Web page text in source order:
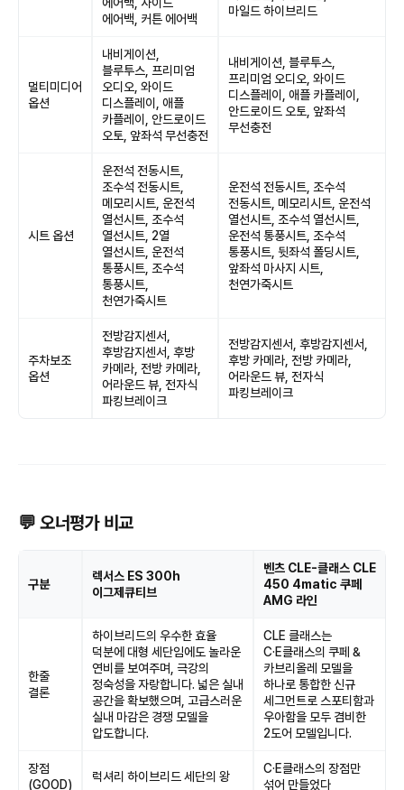
에어백, 커튼 에어백
마일드 하이브리드
멀티미디어
옵션
내비게이션,
블루투스, 프리미엄
오디오, 와이드
디스플레이, 애플
카플레이, 안드로이드
오토, 앞좌석 무선충전
내비게이션, 블루투스,
프리미엄 오디오, 와이드
디스플레이, 애플 카플레이,
안드로이드 오토, 앞좌석
무선충전
시트 옵션
운전석 전동시트,
조수석 전동시트,
메모리시트, 운전석
열선시트, 조수석
열선시트, 2열
열선시트, 운전석
통풍시트, 조수석
통풍시트,
천연가죽시트
운전석 전동시트, 조수석
전동시트, 메모리시트, 운전석
열선시트, 조수석 열선시트,
운전석 통풍시트, 조수석
통풍시트, 뒷좌석 폴딩시트,
앞좌석 마사지 시트,
천연가죽시트
주차보조
옵션
전방감지센서,
후방감지센서, 후방
카메라, 전방 카메라,
어라운드 뷰, 전자식
파킹브레이크
전방감지센서, 후방감지센서,
후방 카메라, 전방 카메라,
어라운드 뷰, 전자식
파킹브레이크
💬 오너평가 비교
구분
렉서스 ES 300h
이그제큐티브
벤츠 CLE-클래스 CLE
450 4matic 쿠페
AMG 라인
한줄
결론
하이브리드의 우수한 효율
덕분에 대형 세단임에도 놀라운
연비를 보여주며, 극강의
정숙성을 자랑합니다. 넓은 실내
공간을 확보했으며, 고급스러운
실내 마감은 경쟁 모델을
압도합니다.
CLE 클래스는
C·E클래스의 쿠페 &
카브리올레 모델을
하나로 통합한 신규
세그먼트로 스포티함과
우아함을 모두 겸비한
2도어 모델입니다.
장점
(GOOD)
럭셔리 하이브리드 세단의 왕
C·E클래스의 장점만
섞어 만들었다